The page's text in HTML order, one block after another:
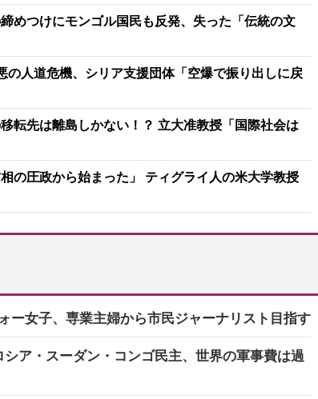
めつけにモンゴル国民も反発、失った「伝統の文
の人道危機、シリア支援団体「空爆で振り出しに戻
転先は離島しかない！？ 立大准教授「国際社会は
の圧政から始まった」 ティグライ人の米大学教授
ー女子、専業主婦から市民ジャーナリスト目指す
ア・スーダン・コンゴ民主、世界の軍事費は過